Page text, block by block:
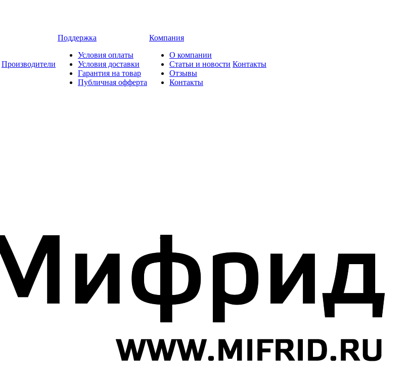
Производители
Поддержка
Условия оплаты
Условия доставки
Гарантия на товар
Публичная офферта
Компания
О компании
Статьи и новости
Отзывы
Контакты
Контакты